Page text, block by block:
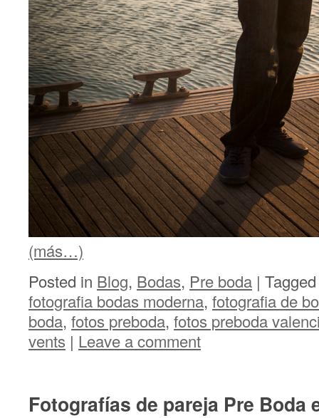
(más…)
Posted in Blog, Bodas, Pre boda |
fotografia bodas moderna, fotografia de
boda, fotos preboda, fotos preboda
vents | Leave a comment
Fotografías de pareja Pre Boda